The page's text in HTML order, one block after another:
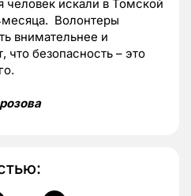
человек искали в Томской
Волонтеры
внимательнее и
что безопасность – это